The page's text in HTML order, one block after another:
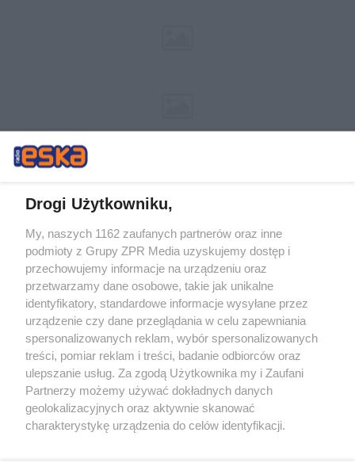
Żaden utwór zamieszczony w serwisie nie może być powielany i
rozpowszechniany lub dalej rozpowszechniany w jakikolwiek sposób (w
tym także elektroniczny lub mechaniczny) na jakimkolwiek polu
eksploatacji w jakiejkolwiek formie, włącznie z umieszczaniem w
Internecie bez pisemnej zgody właściciela praw. Jakiekolwiek użycie lub
wykorzystanie utworów w całości lub w części z naruszeniem prawa,
tzn. bez właściwej zgody, jest zabronione pod groźbą kary i może być
ścigane prawnie.
Drogi Użytkowniku,
My, naszych 1162 zaufanych partnerów oraz inne
podmioty z Grupy ZPR Media uzyskujemy dostęp i
przechowujemy informacje na urządzeniu oraz
przetwarzamy dane osobowe, takie jak unikalne
identyfikatory, standardowe informacje wysyłane przez
urządzenie czy dane przeglądania w celu zapewniania
spersonalizowanych reklam, wybór spersonalizowanych
treści, pomiar reklam i treści, badanie odbiorców oraz
ulepszanie usług. Za zgodą Użytkownika my i Zaufani
Partnerzy możemy używać dokładnych danych
geolokalizacyjnych oraz aktywnie skanować
charakterystykę urządzenia do celów identyfikacji.